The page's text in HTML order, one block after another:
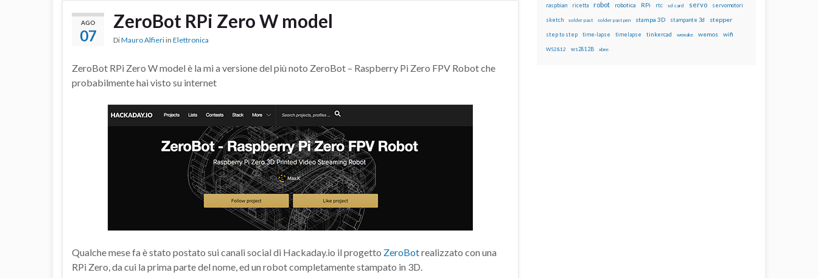
AGO
07
ZeroBot RPi Zero W model
DiMauro Alfieri in Elettronica
ZeroBot RPi Zero W model è la mi a versione del più noto ZeroBot – Raspberry Pi Zero FPV Robot che
probabilmente hai visto su internet
Qualche mese fa è stato postato sui canali social di Hackaday.io il progetto ZeroBotrealizzato con una
RPi Zero, da cui la prima parte del nome, ed un robot completamente stampato in 3D.
raspbian ricetta robot robotica RPi rtc sd card servo servomotori
sketch solder past solder past pen stampa 3D stampante 3d stepper
step to step time-lapse timelapse tinkercad wemake wemos wifi
WS2812 ws2812B xbee